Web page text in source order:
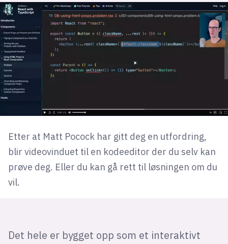
Etter at Matt Pocock har gitt deg en utfordring,
blir videovinduet til en kodeeditor der du selv kan
prøve deg. Eller du kan gå rett til løsningen om du
vil.
Det hele er bygget opp som et interaktivt